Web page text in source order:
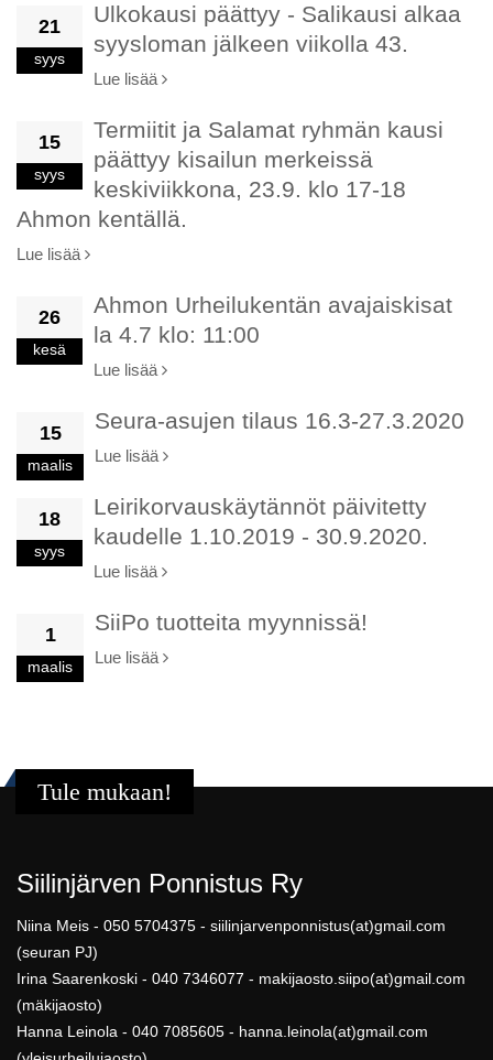
21
syys
Ulkokausi päättyy - Salikausi alkaa
syysloman jälkeen viikolla 43.
Lue lisää
15
syys
Termiitit ja Salamat ryhmän kausi
päättyy kisailun merkeissä
keskiviikkona, 23.9. klo 17-18
Ahmon kentällä.
Lue lisää
26
kesä
Ahmon Urheilukentän avajaiskisat
la 4.7 klo: 11:00
Lue lisää
15
maalis
Seura-asujen tilaus 16.3-27.3.2020
Lue lisää
18
syys
Leirikorvauskäytännöt päivitetty
kaudelle 1.10.2019 - 30.9.2020.
Lue lisää
1
maalis
SiiPo tuotteita myynnissä!
Lue lisää
Tule mukaan!
Siilinjärven Ponnistus Ry
Niina Meis - 050 5704375 - siilinjarvenponnistus(at)gmail.com
(seuran PJ)
Irina Saarenkoski - 040 7346077 - makijaosto.siipo(at)gmail.com
(mäkijaosto)
Hanna Leinola - 040 7085605 - hanna.leinola(at)gmail.com